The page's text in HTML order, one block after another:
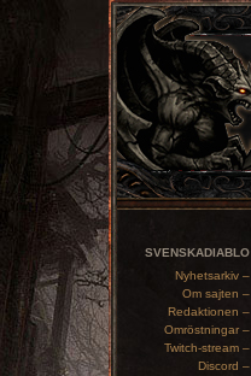
SVENSKADIABLO
Nyhetsarkiv –
Om sajten –
Redaktionen –
Omröstningar –
Twitch-stream –
Discord –